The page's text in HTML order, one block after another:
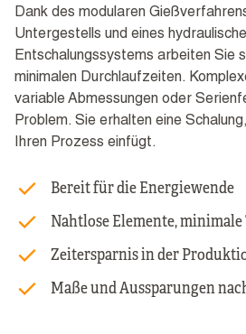
Dank des modularen
Untergestells und eines
Entschalungssystems arbeiten Sie
minimalen Durchlaufzeiten.
variable Abmessungen oder
Problem. Sie erhalten eine
Ihren Prozess einfügt.
Bereit für die Energiewende
Nahtlose Elemente,
Zeitersparnis in der
Maße und Aussparungen